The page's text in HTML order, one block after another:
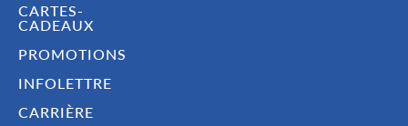
CARTES-
CADEAUX
PROMOTIONS
INFOLETTRE
CARRIÈRE